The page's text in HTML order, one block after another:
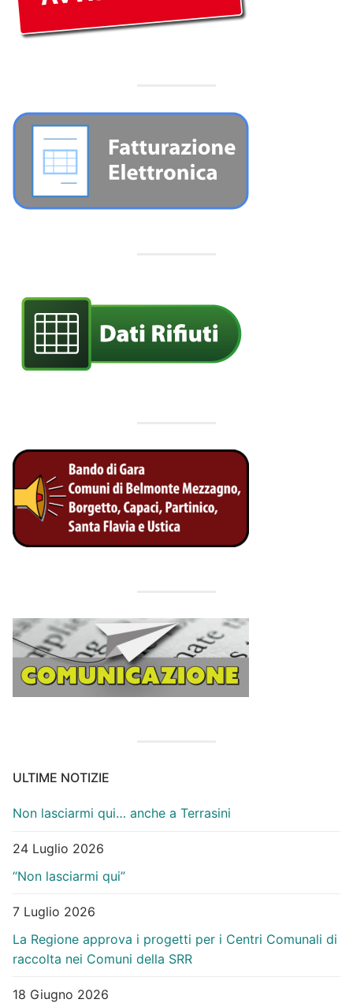
ULTIME NOTIZIE
Non lasciarmi qui… anche a Terrasini
24 Luglio 2026
“Non lasciarmi qui”
7 Luglio 2026
La Regione approva i progetti per i Centri Comunali di
raccolta nei Comuni della SRR
18 Giugno 2026